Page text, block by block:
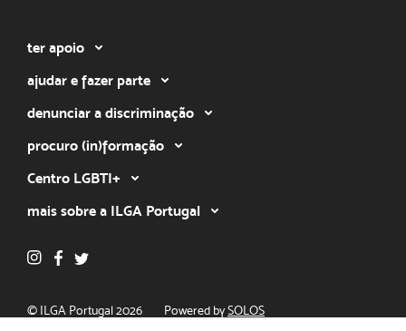
ter apoio
ajudar e fazer parte
denunciar a discriminação
procuro (in)formação
Centro LGBTI+
mais sobre a ILGA Portugal
© ILGA Portugal 2026 Powered bySOLOS